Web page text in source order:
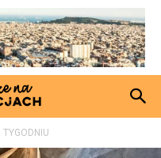
TYGODNIU